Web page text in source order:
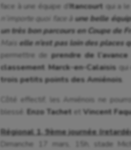
face à une équipe d’Itancourt qui a
n’importe quoi face à une belle
un très bon parcours en Coupe de
Mais elle n’est pas loin des places
permettre de prendre de
classement Marck-en-Calaisis
trois petits points des Amiénois
Côté effectif, les Amiénois ne
blessé. Enzo Tachet et Vincent
Régional 1, 9ème journée
Dimanche 17 mars, 15h, stade